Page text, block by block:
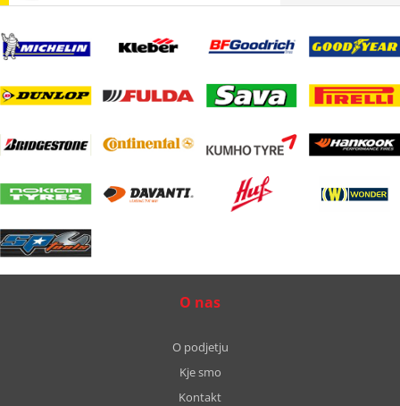
O nas
O podjetju
Kje smo
Kontakt